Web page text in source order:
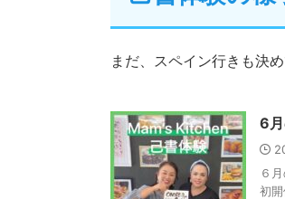
まだ、スペイン行きも決
6
６
初